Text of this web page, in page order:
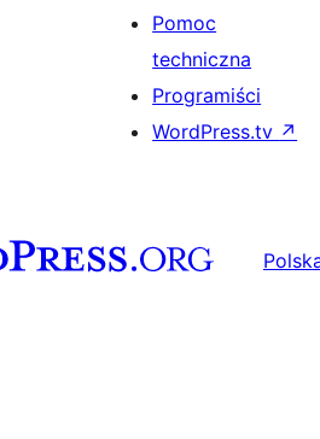
Pomoc
techniczna
Programiści
WordPress.tv ↗